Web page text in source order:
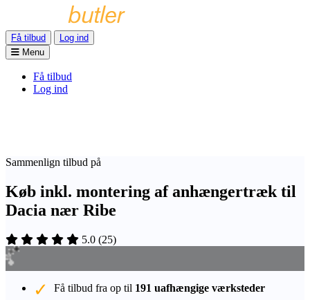
Få tilbud
Log ind
Menu
Få tilbud
Log ind
Sammenlign tilbud på
Køb inkl. montering af anhængertræk til
Dacia nær Ribe
5.0 (25)
Få tilbud fra op til 191 uafhængige værksteder